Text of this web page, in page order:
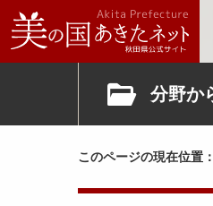
分野か
このページの現在位置：